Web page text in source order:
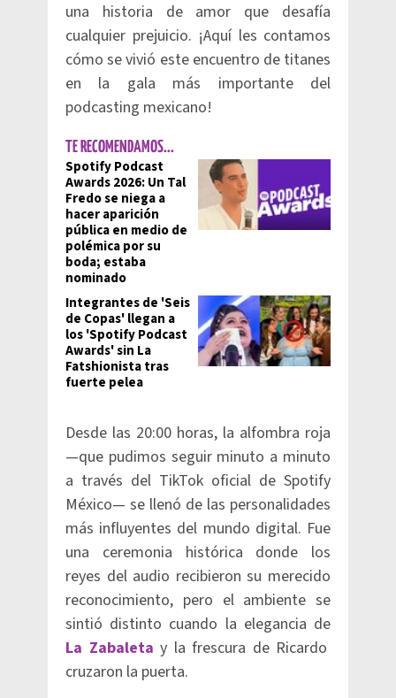
una historia de amor que desafía
cualquier prejuicio. ¡Aquí les contamos
cómo se vivió este encuentro de titanes
en la gala más importante del
podcasting mexicano!
TE RECOMENDAMOS...
Spotify Podcast
Awards 2026: Un Tal
Fredo se niega a
hacer aparición
pública en medio de
polémica por su
boda; estaba
nominado
Integrantes de 'Seis
de Copas' llegan a
los 'Spotify Podcast
Awards' sin La
Fatshionista tras
fuerte pelea
Desde las 20:00 horas, la alfombra roja
—que pudimos seguir minuto a minuto
a través del TikTok oficial de Spotify
México— se llenó de las personalidades
más influyentes del mundo digital. Fue
una ceremonia histórica donde los
reyes del audio recibieron su merecido
reconocimiento, pero el ambiente se
sintió distinto cuando la elegancia de
La Zabaleta y la frescura de Ricardo
cruzaron la puerta.